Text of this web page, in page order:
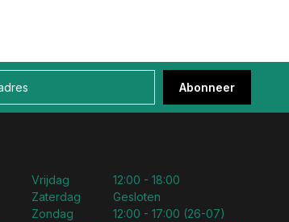
Abonneer
Vrijdag
Zaterdag
Zondag
12:00 - 18:00
Gesloten
12:00 - 17:00 (26-07)